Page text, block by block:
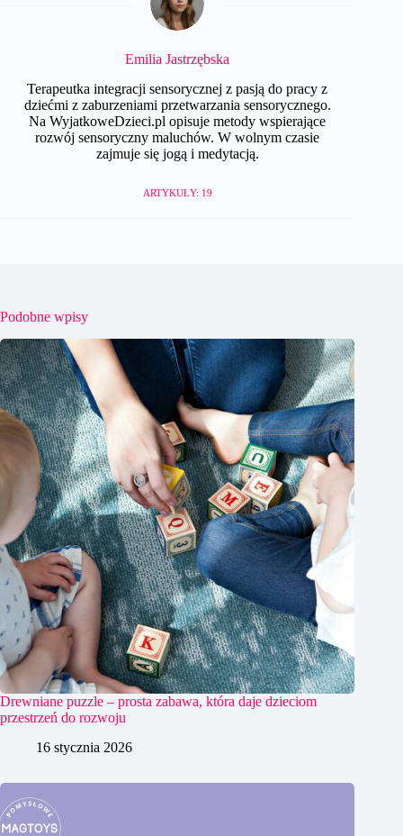
Emilia Jastrzębska
Terapeutka integracji sensorycznej z pasją do pracy z
dziećmi z zaburzeniami przetwarzania sensorycznego.
Na WyjatkoweDzieci.pl opisuje metody wspierające
rozwój sensoryczny maluchów. W wolnym czasie
zajmuje się jogą i medytacją.
ARTYKUŁY: 19
Podobne wpisy
Drewniane puzzle – prosta zabawa, która daje dzieciom
przestrzeń do rozwoju
16 stycznia 2026